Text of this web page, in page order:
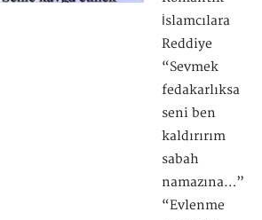
İslamcılara
Reddiye
“Sevmek
fedakarlıksa
seni ben
kaldırırım
sabah
namazına…”
“Evlenme